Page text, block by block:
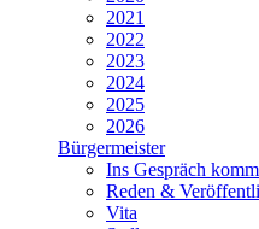
2021
2022
2023
2024
2025
2026
Bürgermeister
Ins Gespräch
Reden &
Vita